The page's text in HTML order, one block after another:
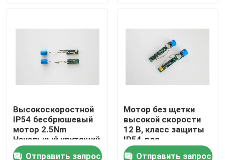
Продукты
Видео
Высокоскоростной
IP54 бесбрюшевый
мотор 2.5Nm
Начальный крутящий
момент
Отправить запрос
Мотор без щетки
высокой скорости
12 В, класс защиты
IP54 для
промышленного
Отправить запрос